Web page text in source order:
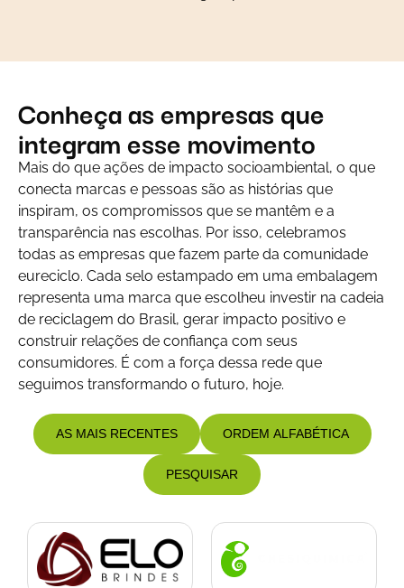
Conheça as empresas que
integram esse movimento
Mais do que ações de impacto socioambiental, o que
conecta marcas e pessoas são as histórias que
inspiram, os compromissos que se mantêm e a
transparência nas escolhas. Por isso, celebramos
todas as empresas que fazem parte da comunidade
eureciclo. Cada selo estampado em uma embalagem
representa uma marca que escolheu investir na cadeia
de reciclagem do Brasil, gerar impacto positivo e
construir relações de confiança com seus
consumidores. É com a força dessa rede que
seguimos transformando o futuro, hoje.
AS MAIS RECENTES ORDEM ALFABÉTICA
PESQUISAR